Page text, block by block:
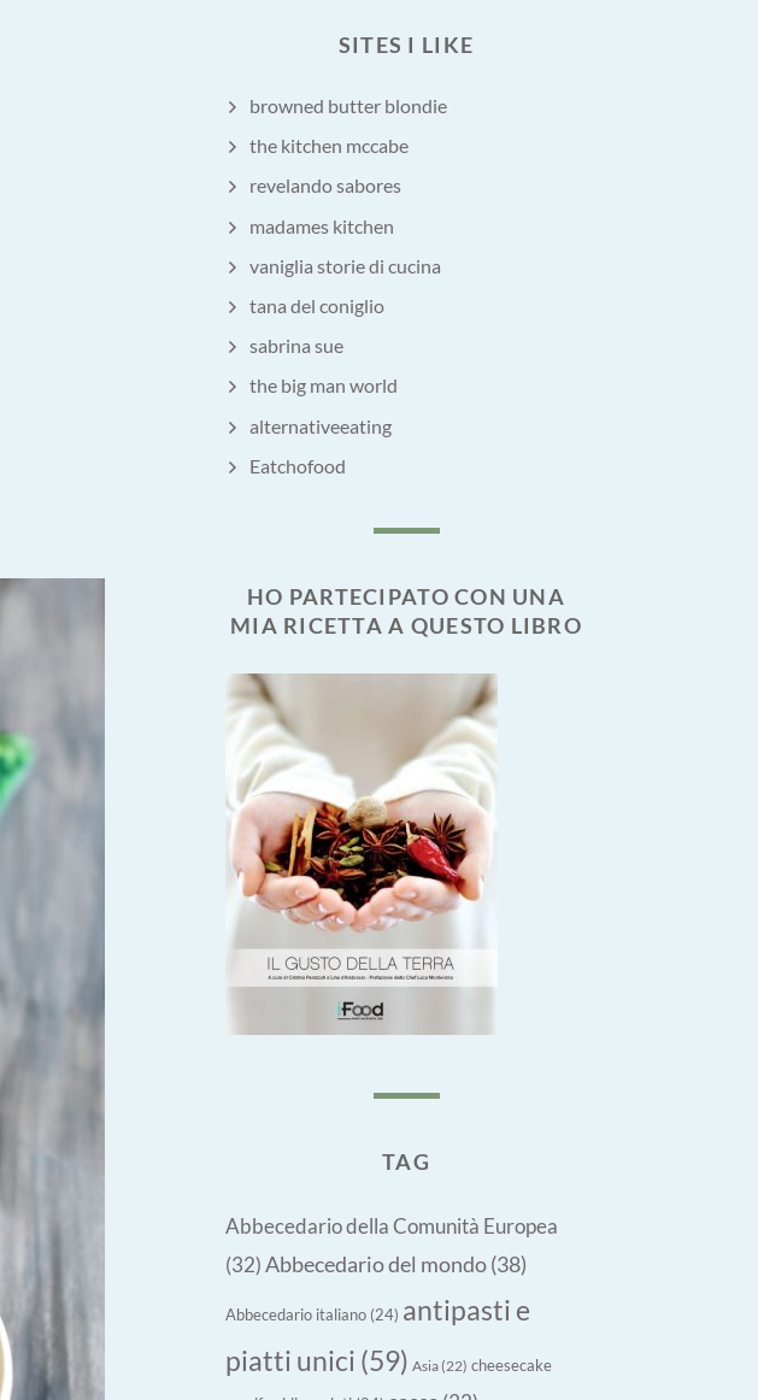
SITES I LIKE
browned butter blondie
the kitchen mccabe
revelando sabores
madames kitchen
vaniglia storie di cucina
tana del coniglio
sabrina sue
the big man world
alternativeeating
Eatchofood
HO PARTECIPATO CON UNA
MIA RICETTA A QUESTO LIBRO
TAG
Abbecedario della Comunità Europea
(32) Abbecedario del mondo(38)
Abbecedario italiano (24) antipasti e
piatti unici (59) Asia(22) cheesecake